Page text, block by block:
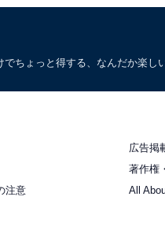
ちょっと得する、なんだか楽し
広告掲
著作権
注意
All